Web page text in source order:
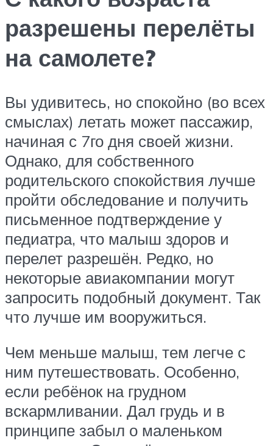
разрешены перелёты
на самолете?
Вы удивитесь, но спокойно (во всех
смыслах) летать может пассажир,
начиная с 7го дня своей жизни.
Однако, для собственного
родительского спокойствия лучше
пройти обследование и получить
письменное подтверждение у
педиатра, что малыш здоров и
перелет разрешён. Редко, но
некоторые авиакомпании могут
запросить подобный документ. Так
что лучше им вооружиться.
Чем меньше малыш, тем легче с
ним путешествовать. Особенно,
если ребёнок на грудном
вскармливании. Дал грудь и в
принципе забыл о маленьком